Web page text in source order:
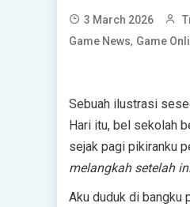
3 March 2026
Game News, Game
Sebuah ilustrasi
Hari itu, bel sekolah
sejak pagi pikiranku
melangkah setelah
Aku duduk di bangku